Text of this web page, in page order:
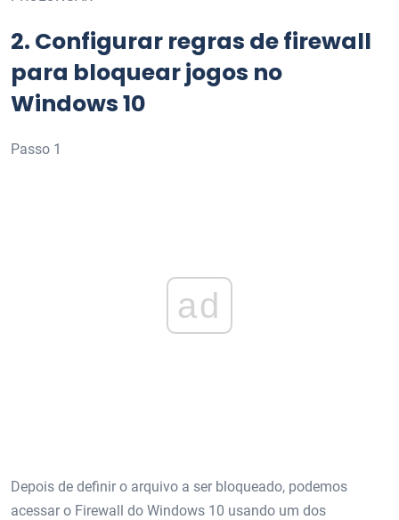
2. Configurar regras de firewall
para bloquear jogos no
Windows 10
Passo 1
ad
Depois de definir o arquivo a ser bloqueado, podemos
acessar o Firewall do Windows 10 usando um dos